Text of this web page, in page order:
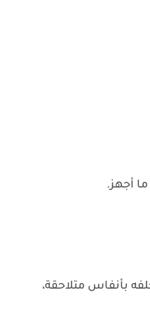
أجهز.
بأنفاس متلاحقة،